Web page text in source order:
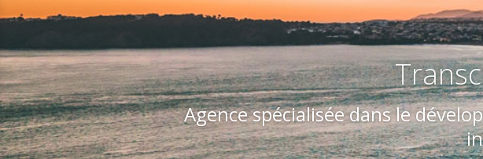
Agence spécialisée dans le